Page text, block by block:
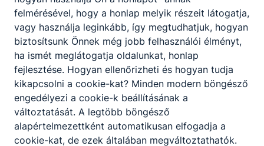
p
á
l
y
á
z
ó
i
n
t
felmérésével, hogy a honlap melyik részeit látogatja,
vagy használja leginkább, így megtudhatjuk, hogyan
biztosítsunk Önnek még jobb felhasználói élményt,
ha ismét meglátogatja oldalunkat, honlap
fejlesztése. Hogyan ellenőrizheti és hogyan tudja
kikapcsolni a cookie-kat? Minden modern böngésző
engedélyezi a cookie-k beállításának a
változtatását. A legtöbb böngésző
alapértelmezettként automatikusan elfogadja a
cookie-kat, de ezek általában megváltoztathatók.